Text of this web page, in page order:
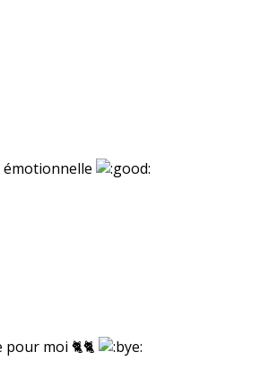
émotionnelle
moi 🐈🐈